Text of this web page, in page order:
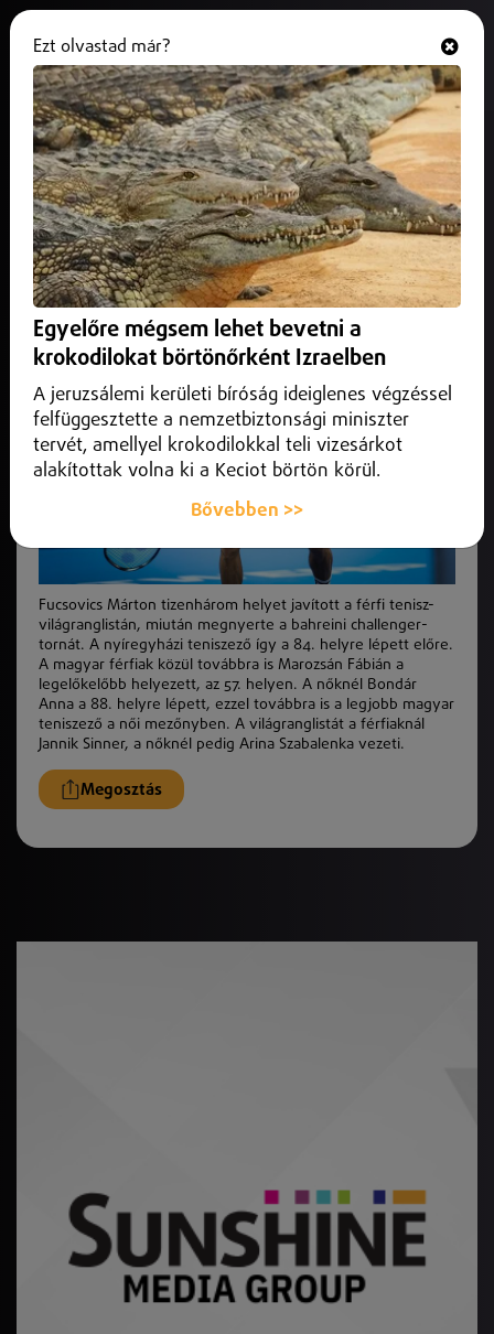
Fucsovics 13 helyet javított
2025. február 18.Sport
Fucsovics Márton tizenhárom helyet javított a férfi tenisz-
világranglistán.
Fucsovics Márton tizenhárom helyet javított a férfi tenisz-
világranglistán, miután megnyerte a bahreini challenger-
tornát. A nyíregyházi teniszező így a 84. helyre lépett előre.
A magyar férfiak közül továbbra is Marozsán Fábián a
legelőkelőbb helyezett, az 57. helyen. A nőknél Bondár
Anna a 88. helyre lépett, ezzel továbbra is a legjobb magyar
teniszező a női mezőnyben. A világranglistát a férfiaknál
Jannik Sinner, a nőknél pedig Arina Szabalenka vezeti.
Megosztás
Ezt olvastad már?
Egyelőre mégsem lehet bevetni a
krokodilokat börtönőrként Izraelben
A jeruzsálemi kerületi bíróság ideiglenes végzéssel
felfüggesztette a nemzetbiztonsági miniszter
tervét, amellyel krokodilokkal teli vizesárkot
alakítottak volna ki a Keciot börtön körül.
Bővebben >>